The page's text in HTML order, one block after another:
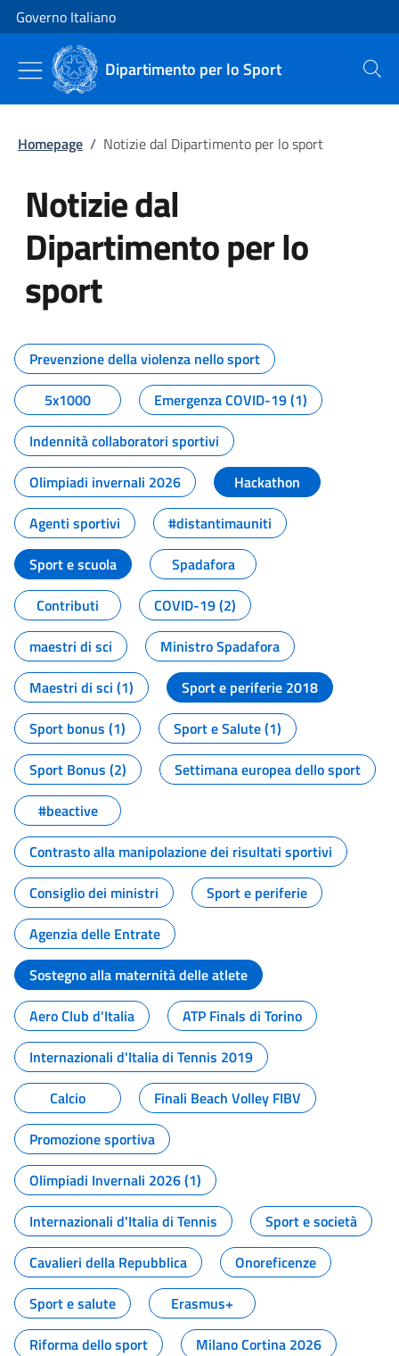
Vai al contenuto
Vai alla navigazione del sito
Governo Italiano
Dipartimento per lo Sport Cerca
Homepage / Notizie dal Dipartimento per lo sport
Notizie dal
Dipartimento per lo
sport
Tutti i contenuti della pagina
Prevenzione della violenza nello sport
5x1000
Emergenza COVID-19 (1)
Indennità collaboratori sportivi
Olimpiadi invernali 2026
Hackathon
Agenti sportivi
#distantimauniti
Sport e scuola
Spadafora
Contributi
COVID-19 (2)
maestri di sci
Ministro Spadafora
Maestri di sci (1)
Sport e periferie 2018
Sport bonus (1)
Sport e Salute (1)
Sport Bonus (2)
Settimana europea dello sport
#beactive
Contrasto alla manipolazione dei risultati sportivi
Consiglio dei ministri
Sport e periferie
Agenzia delle Entrate
Sostegno alla maternità delle atlete
Aero Club d'Italia
ATP Finals di Torino
Internazionali d'Italia di Tennis 2019
Calcio
Finali Beach Volley FIBV
Promozione sportiva
Olimpiadi Invernali 2026 (1)
Internazionali d'Italia di Tennis
Sport e società
Cavalieri della Repubblica
Onoreficenze
Sport e salute
Erasmus+
Riforma dello sport
Milano Cortina 2026